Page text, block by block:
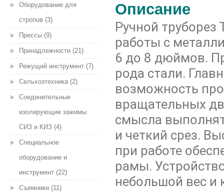
Оборудование для
стропов (3)
Прессы (9)
Принадлежности (21)
Режущий инструмент (7)
Сельхозтехника (2)
Соединительные
изолирующие зажимы
СИЗ и КИЗ (4)
Специальное
оборудование и
инструмент (22)
Съемники (11)
Описание
Ручной
работы с
6 до 8 дюймов.
рода стали.
возможность
вращательных
смысла
и четкий срез.
при работе
рамы.
небольшой вес